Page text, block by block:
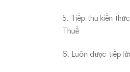
5. Tiếp thu kiến
Thuế
6. Luôn được tiếp